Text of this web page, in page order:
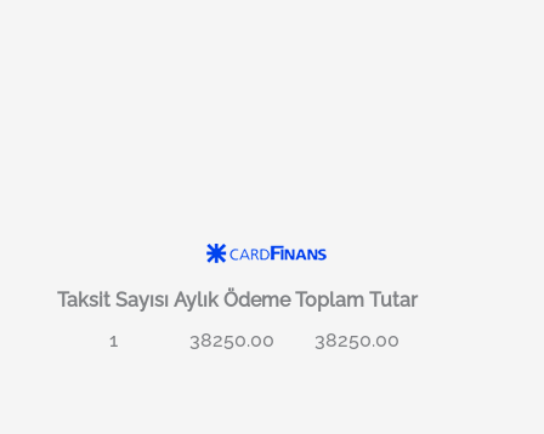
Taksit Sayısı Aylık Ödeme Toplam Tutar
1
38250.00 38250.00